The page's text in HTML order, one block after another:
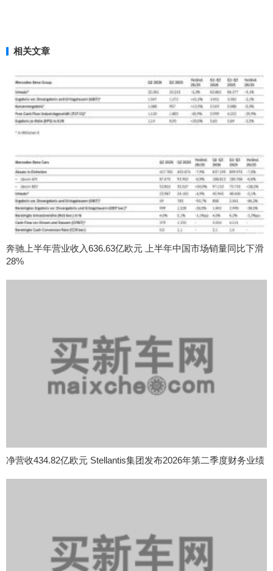
相关文章
奔驰上半年营业收入636.63亿欧元 上半年中国市场销量同比下滑
28%
净营收434.82亿欧元 Stellantis集团发布2026年第二季度财务业绩